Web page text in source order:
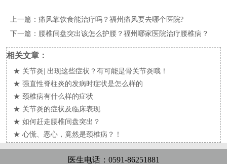
上一篇：痛风靠饮食能治疗吗？福州痛风要去哪个医院?
下一篇： 腰椎间盘突出该怎么护腰？福州哪家医院治疗腰椎病？
相关文章：
★ 关节炎| 出现这些症状？有可能是骨关节炎哦！
★强直性脊柱炎的发病时症状是怎么样的
★颈椎病有什么样的症状
★ 关节炎的症状及临床表现
★如何赶走腰椎间盘突出？
★心慌、恶心，竟然是颈椎病？！
医生电话：0591-86251881